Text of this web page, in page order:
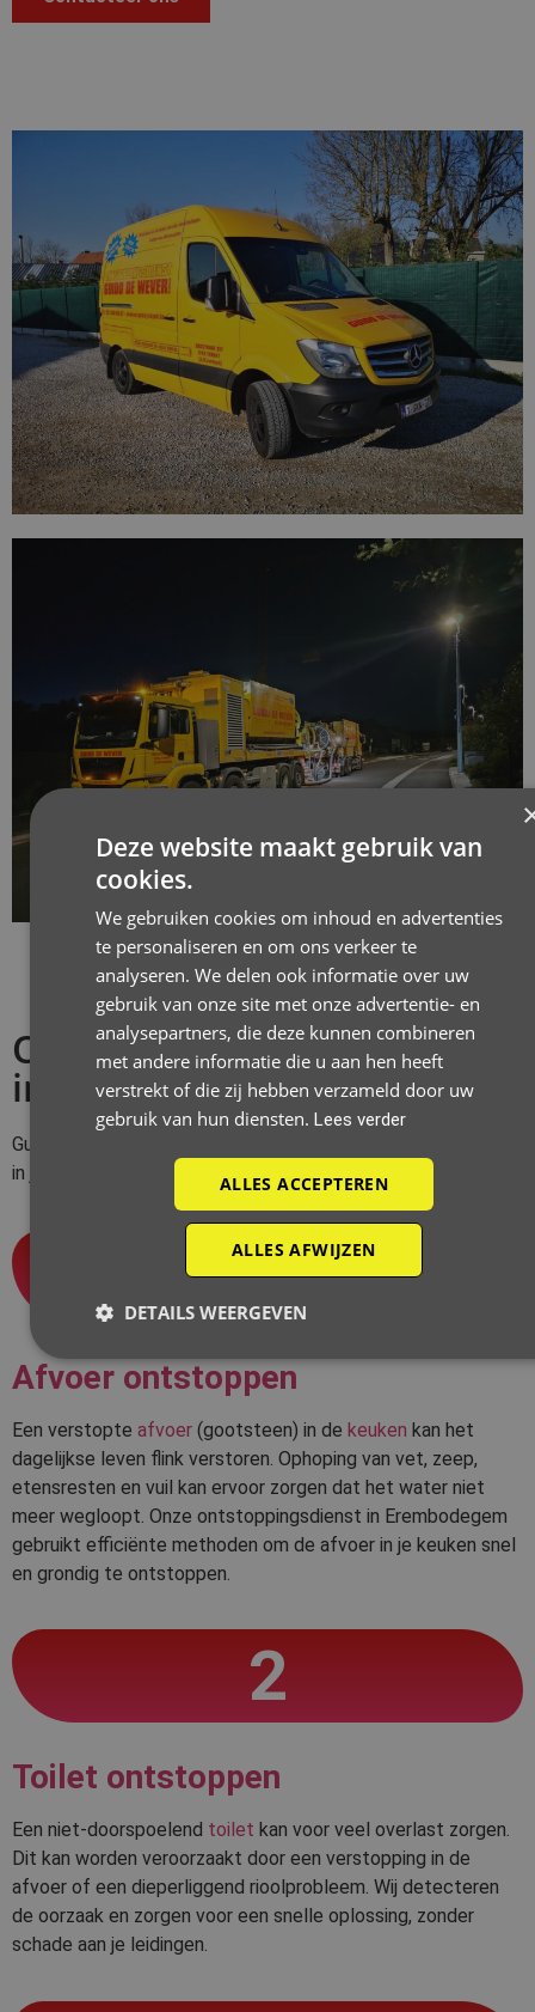
Onze ontstoppingsdiensten
in Erembodegem
Guido De Wever biedt allerhande
in jouw regio.
1
Afvoer ontstoppen
Een verstopte afvoer (gootsteen) in de keuken kan het
dagelijkse leven flink verstoren. Ophoping van vet, zeep,
etensresten en vuil kan ervoor zorgen dat het water niet
meer wegloopt. Onze ontstoppingsdienst in Erembodegem
gebruikt efficiënte methoden om de afvoer in je keuken snel
en grondig te ontstoppen.
2
Toilet ontstoppen
Een niet-doorspoelend toilet kan voor veel overlast zorgen.
Dit kan worden veroorzaakt door een verstopping in de
afvoer of een dieperliggend rioolprobleem. Wij detecteren
de oorzaak en zorgen voor een snelle oplossing, zonder
schade aan je leidingen.
Deze website maakt gebruik van
cookies.
We gebruiken cookies om inhoud en advertenties
te personaliseren en om ons verkeer te
analyseren. We delen ook informatie over uw
gebruik van onze site met onze advertentie- en
analysepartners, die deze kunnen combineren
met andere informatie die u aan hen heeft
verstrekt of die zij hebben verzameld door uw
gebruik van hun diensten.Lees verder
ALLES ACCEPTEREN
ALLES AFWIJZEN
DETAILS WEERGEVEN